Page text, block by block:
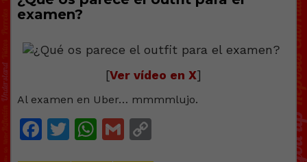
examen?
[Ver vídeo en X]
Al examen en Uber… mmmmlujo.
Facebook
Twitter
WhatsApp
Gmail